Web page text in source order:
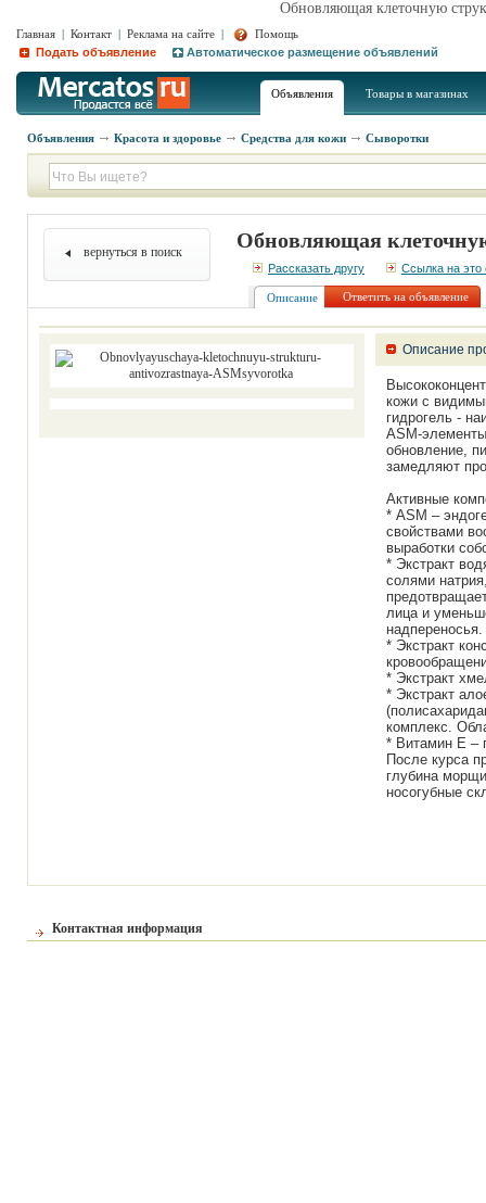
Обновляющая клеточную
Главная | Контакт | Реклама на сайте |
Помощь
Подать объявление
Автоматическое размещение объявлений
Объявления Товары в магазинах
Объявления Красота и здоровье Средства для кожи Сыворотки
вернуться в поиск Обновляющая
Рассказать другу Ссылка на это
Описание Ответить на объявление
Описание
кожи с
гидрогель -
ASM-
обновление,
замедляют
Активные
* ASM –
свойствами
выработки
* Экстракт
солями
лица и
надпереносья.
* Экстракт
* Экстракт
* Экстракт
комплекс.
* Витамин Е –
После курса
глубина
носогубные
Контактная информация